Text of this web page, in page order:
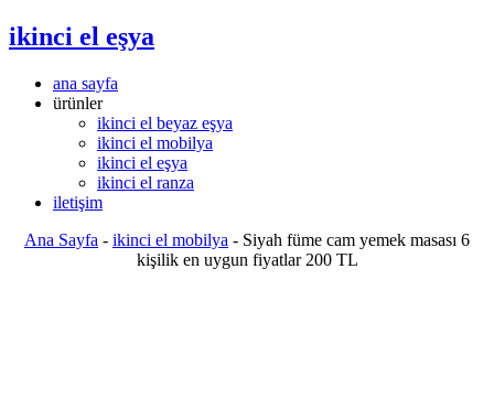
ikinci el eşya
ana sayfa
ürünler
ikinci el beyaz eşya
ikinci el mobilya
ikinci el eşya
ikinci el ranza
iletişim
Ana Sayfa - ikinci el mobilya - Siyah füme cam yemek masası 6
kişilik en uygun fiyatlar 200 TL